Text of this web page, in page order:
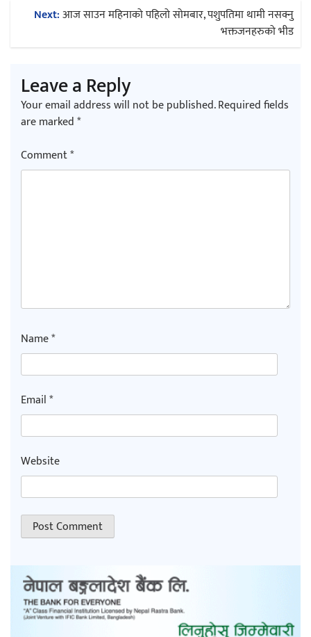
Next:आज साउन महिनाको पहिलो सोमबार, पशुपतिमा थामी नसक्नु
भक्तजनहरुको भीड
Leave a Reply
Your email address will not be published.Required fields
are marked*
Comment*
Name*
Email*
Website